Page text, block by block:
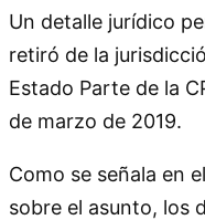
Un detalle jurídico
retiró de la
Estado Parte de la
de marzo de 2019.
Como se señala en
sobre el asunto, los